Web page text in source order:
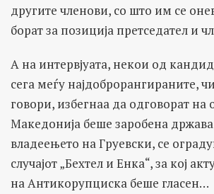
другите членови, со што им се
борат за позиција претседател и
А на интервјуата, некои од
сега меѓу најдоброрангираните,
говори, избегнаа да одговорат на
Македонија беше заробена
владеењето на Груевски, се
случајот „Бехтел и Енка“, за кој
на Антикорупциска беше гласен…